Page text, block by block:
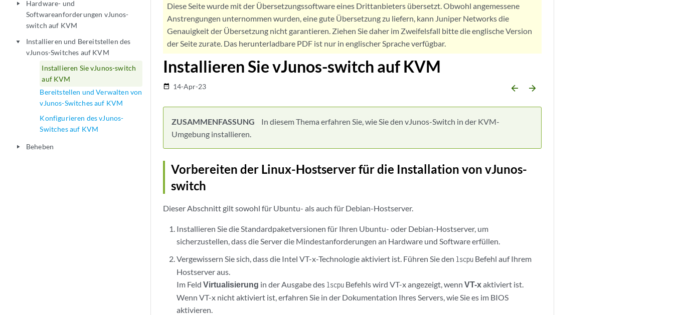
play_arrow
Hardware- und
Softwareanforderungen vJunos-
switch auf KVM
play_arrow
Installieren und Bereitstellen des
vJunos-Switches auf KVM
Installieren Sie vJunos-switch
auf KVM
Bereitstellen und Verwalten von
vJunos-Switches auf KVM
Konfigurieren des vJunos-
Switches auf KVM
play_arrow Beheben
Diese Seite wurde mit der Übersetzungssoftware eines Drittanbieters übersetzt. Obwohl angemessene
Anstrengungen unternommen wurden, eine gute Übersetzung zu liefern, kann Juniper Networks die
Genauigkeit der Übersetzung nicht garantieren. Ziehen Sie daher im Zweifelsfall bitte die englische Version
der Seite zurate. Das herunterladbare PDF ist nur in englischer Sprache verfügbar.
Installieren Sie vJunos-switch auf KVM
date_range 14-Apr-23 arrow_backward arrow_forward
ZUSAMMENFASSUNG
In diesem Thema erfahren Sie, wie Sie den vJunos-Switch in der KVM-
Umgebung installieren.
Vorbereiten der Linux-Hostserver für die Installation von vJunos-
switch
Dieser Abschnitt gilt sowohl für Ubuntu- als auch für Debian-Hostserver.
Installieren Sie die Standardpaketversionen für Ihren Ubuntu- oder Debian-Hostserver, um
sicherzustellen, dass die Server die Mindestanforderungen an Hardware und Software erfüllen.
Vergewissern Sie sich, dass die Intel VT-x-Technologie aktiviert ist. Führen Sie den lscpu Befehl auf Ihrem
Hostserver aus.
Im FeldVirtualisierung in der Ausgabe des lscpu Befehls wird VT-x angezeigt, wennVT-xaktiviert ist.
Wenn VT-x nicht aktiviert ist, erfahren Sie in der Dokumentation Ihres Servers, wie Sie es im BIOS
aktivieren.